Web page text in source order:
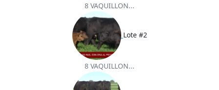
8 VAQUILLON...
Lote #2
8 VAQUILLON...